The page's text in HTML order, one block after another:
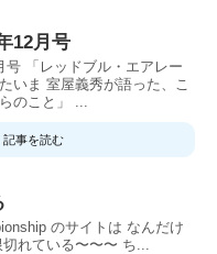
12月号
号 「レッドブル・エアレー
いま 室屋義秀が語った、こ
のこと」 ...
記事を読む
のサイトは なんだけ
れている〜〜〜 ち...